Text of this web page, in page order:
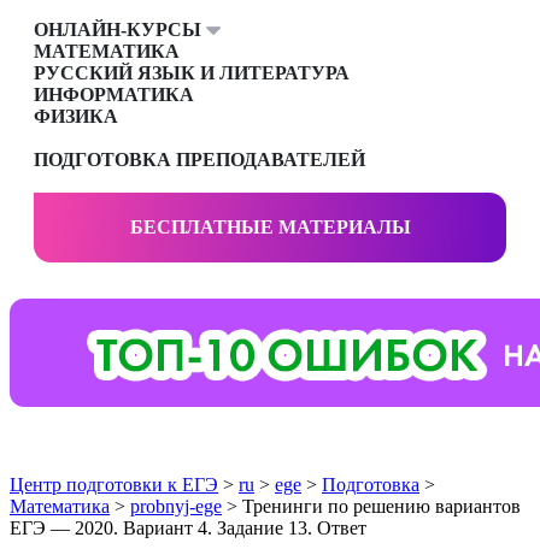
ОНЛАЙН-КУРСЫ
МАТЕМАТИКА
РУССКИЙ ЯЗЫК И ЛИТЕРАТУРА
ИНФОРМАТИКА
ФИЗИКА
ПОДГОТОВКА ПРЕПОДАВАТЕЛЕЙ
БЕСПЛАТНЫЕ МАТЕРИАЛЫ
Центр подготовки к ЕГЭ > ru > ege > Подготовка >
Математика > probnyj-ege > Тренинги по решению вариантов
ЕГЭ — 2020. Вариант 4. Задание 13. Ответ